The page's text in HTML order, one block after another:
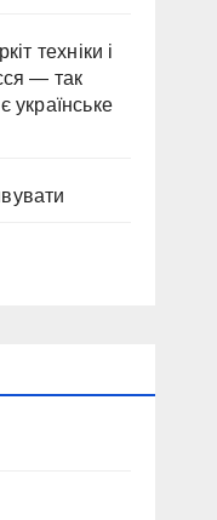
техніки і
— так
українське